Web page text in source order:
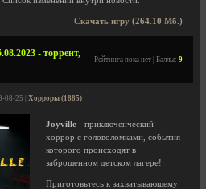
Скачать игру (264.10 Мб.)
- торрент,
Рейтинга пока нет | Баллы: 9
08-25 | Хорроры (1885)
Joyville - приключенческий
хоррор с головоломками, события
которого происходят в
заброшенном детском лагере!
Приготовьтесь к захватывающему